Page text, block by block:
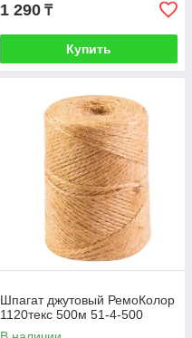
1 290 ₸
Купить
Шпагат джутовый РемоКолор
1120текс 500м 51-4-500